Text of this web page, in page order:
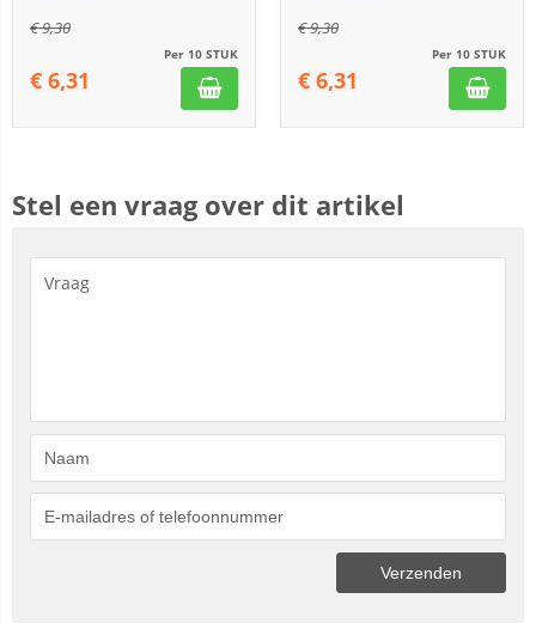
€9,30
Per 10 STUK
€ 6,31
€9,30
Per 10 STUK
€ 6,31
Stel een vraag over dit artikel